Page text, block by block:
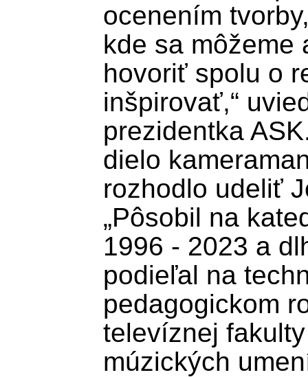
ocenením
kde sa môžeme
hovoriť spolu o
inšpirovať,“
prezidentka
dielo
rozhodlo udeliť
„Pôsobil na
1996 - 2023 a
podieľal na
pedagogickom
televíznej
múzických